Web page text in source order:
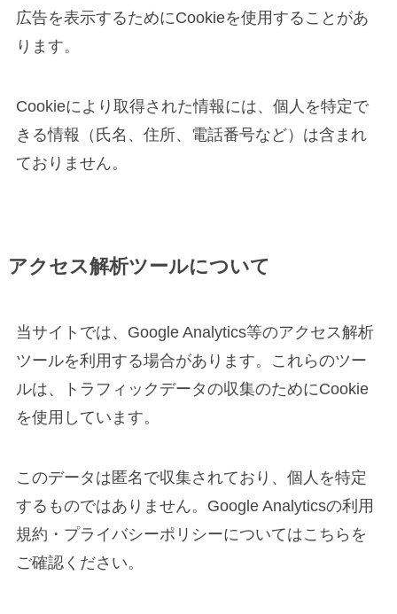
広告を表示するためにCookieを使用することがあ
ります。
Cookieにより取得された情報には、個人を特定で
きる情報（氏名、住所、電話番号など）は含まれ
ておりません。
アクセス解析ツールについて
当サイトでは、Google Analytics等のアクセス解析
ツールを利用する場合があります。これらのツー
ルは、トラフィックデータの収集のためにCookie
を使用しています。
このデータは匿名で収集されており、個人を特定
するものではありません。Google Analyticsの利用
規約・プライバシーポリシーについてはこちらを
ご確認ください。